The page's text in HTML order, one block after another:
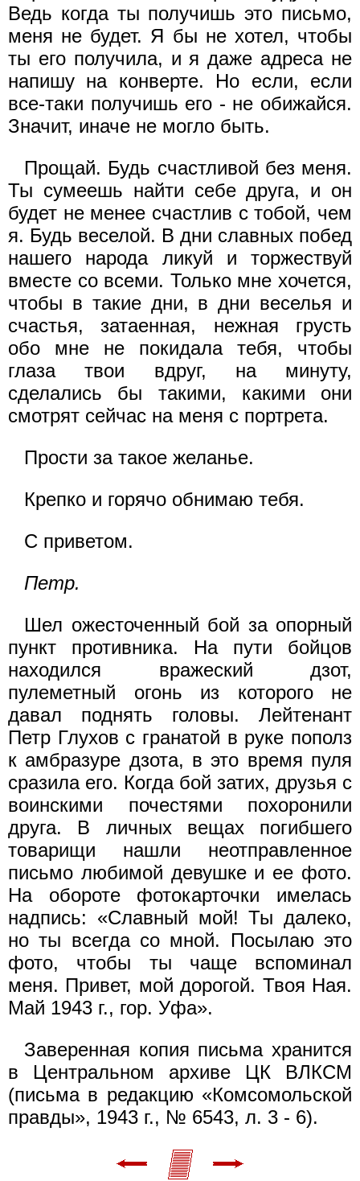
Ведь когда ты получишь это письмо,
меня не будет. Я бы не хотел, чтобы
ты его получила, и я даже адреса не
напишу на конверте. Но если, если
все-таки получишь его - не обижайся.
Значит, иначе не могло быть.
Прощай. Будь счастливой без меня.
Ты сумеешь найти себе друга, и он
будет не менее счастлив с тобой, чем
я. Будь веселой. В дни славных побед
нашего народа ликуй и торжествуй
вместе со всеми. Только мне хочется,
чтобы в такие дни, в дни веселья и
счастья, затаенная, нежная грусть
обо мне не покидала тебя, чтобы
глаза твои вдруг, на минуту,
сделались бы такими, какими они
смотрят сейчас на меня с портрета.
Прости за такое желанье.
Крепко и горячо обнимаю тебя.
С приветом.
Петр.
Шел ожесточенный бой за опорный
пункт противника. На пути бойцов
находился вражеский дзот,
пулеметный огонь из которого не
давал поднять головы. Лейтенант
Петр Глухов с гранатой в руке пополз
к амбразуре дзота, в это время пуля
сразила его. Когда бой затих, друзья с
воинскими почестями похоронили
друга. В личных вещах погибшего
товарищи нашли неотправленное
письмо любимой девушке и ее фото.
На обороте фотокарточки имелась
надпись: «Славный мой! Ты далеко,
но ты всегда со мной. Посылаю это
фото, чтобы ты чаще вспоминал
меня. Привет, мой дорогой. Твоя Ная.
Май 1943 г., гор. Уфа».
Заверенная копия письма хранится
в Центральном архиве ЦК ВЛКСМ
(письма в редакцию «Комсомольской
правды», 1943 г., № 6543, л. 3 - 6).